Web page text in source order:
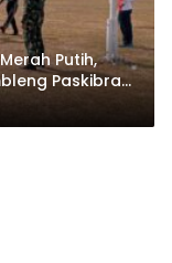
Putih,
Paskibra
81